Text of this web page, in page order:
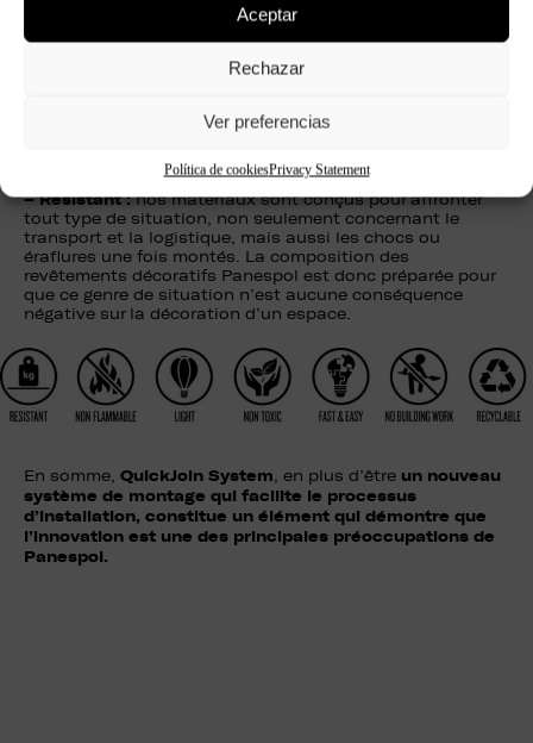
Aceptar
Rechazar
Ver preferencias
Política de cookiesPrivacy Statement
entendu, mais le plus surprenant demeure leur facilité
– Non toxique :les consommateurs sont de plus en plus
sensibilisés à la thématique de santé, et ils attachent une
polyuréthane, est sûre, stable, parfaite pour tout type
spécialisées en alimentation, comme les supermarchés
ou les restaurants.
– Résistant :nos matériaux sont conçus pour affronter
tout type de situation, non seulement concernant le
transport et la logistique, mais aussi les chocs ou
éraflures une fois montés. La composition des
revêtements décoratifs Panespol est donc préparée pour
que ce genre de situation n’est aucune conséquence
négative sur la décoration d’un espace.
En somme, QuickJoin System, en plus d’être un nouveau
système de montage qui facilite le processus
d’installation, constitue un élément qui démontre que
l’innovation est une des principales préoccupations de
Panespol.